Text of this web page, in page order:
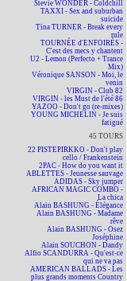
Stevie WONDER - Coldchill
TAXXI - Sex and suburban
suicide
Tina TURNER - Break every
rule
TOURNÉE d'ENFOIRÉS -
C'est des mecs y chantent
U2 - Lemon (Perfecto + Trance
Mix)
Véronique SANSON - Moi, le
venin
VIRGIN - Club 82
VIRGIN - les Must de l'été 86
YAZOO - Don't go (re-mixes)
YOUNG MICHELIN - Je suis
fatigué
45 TOURS
22 PISTEPIRKKO - Don't play
cello / Frankenstein
2PAC - How do you want it
ABLETTES - Jeunesse sauvage
ADIDAS - Sky jumper
AFRICAN MAGIC COMBO -
La chica
Alain BASHUNG - Élégance
Alain BASHUNG - Madame
rêve
Alain BASHUNG - Osez
Joséphine
Alain SOUCHON - Dandy
Alfio SCANDURRA - Qu'est-ce
qui ne va pas
AMERICAN BALLADS - Les
plus grands moments Country